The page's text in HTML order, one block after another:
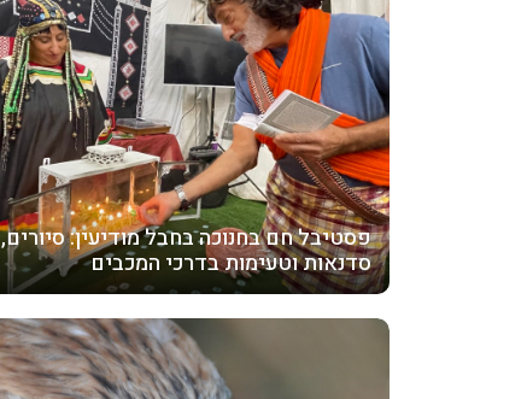
פסטיבל חם בחנוכה בחבל מודיעין: סיורים,
סדנאות וטעימות בדרכי המכבים